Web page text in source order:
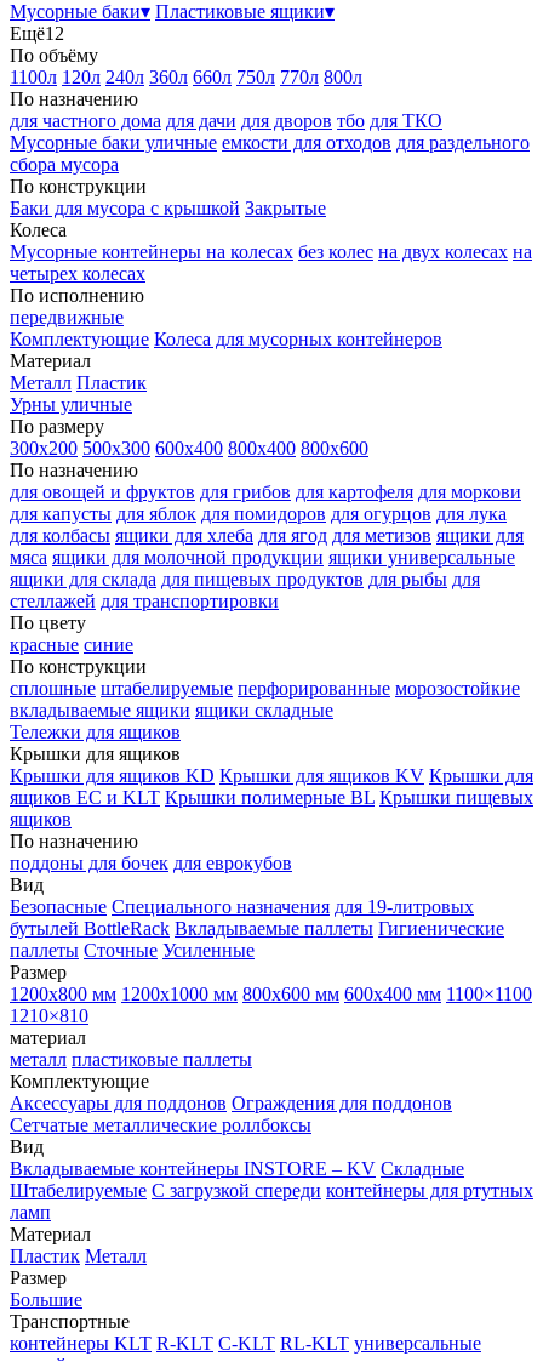
Мусорные баки▾ Пластиковые ящики▾
Ещё12
По объёму
1100л 120л 240л 360л 660л 750л 770л 800л
По назначению
для частного дома для дачи для дворов тбо для ТКО
Мусорные баки уличные емкости для отходов для раздельного
сбора мусора
По конструкции
Баки для мусора с крышкой Закрытые
Колеса
Мусорные контейнеры на колесах без колес на двух колесах на
четырех колесах
По исполнению
передвижные
Комплектующие Колеса для мусорных контейнеров
Материал
Металл Пластик
Урны уличные
По размеру
300х200 500х300 600х400 800х400 800х600
По назначению
для овощей и фруктов для грибов для картофеля для моркови
для капусты для яблок для помидоров для огурцов для лука
для колбасы ящики для хлеба для ягод для метизов ящики для
мяса ящики для молочной продукции ящики универсальные
ящики для склада для пищевых продуктов для рыбы для
стеллажей для транспортировки
По цвету
красные синие
По конструкции
сплошные штабелируемые перфорированные морозостойкие
вкладываемые ящики ящики складные
Тележки для ящиков
Крышки для ящиков
Крышки для ящиков KD Крышки для ящиков KV Крышки для
ящиков EC и KLT Крышки полимерные BL Крышки пищевых
ящиков
По назначению
поддоны для бочек для еврокубов
Вид
Безопасные Специального назначения для 19-литровых
бутылей BottleRack Вкладываемые паллеты Гигиенические
паллеты Сточные Усиленные
Размер
1200х800 мм 1200х1000 мм 800х600 мм 600х400 мм 1100×1100
1210×810
материал
металл пластиковые паллеты
Комплектующие
Аксессуары для поддонов Ограждения для поддонов
Сетчатые металлические роллбоксы
Вид
Вкладываемые контейнеры INSTORE – KV Складные
Штабелируемые С загрузкой спереди контейнеры для ртутных
ламп
Материал
Пластик Металл
Размер
Большие
Транспортные
контейнеры KLT R-KLT C-KLT RL-KLT универсальные